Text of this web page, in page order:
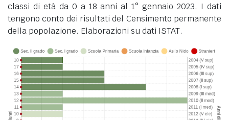
classi di età da 0 a 18 anni al 1° gennaio 2023. I dati
tengono conto dei risultati del Censimento permanente
della popolazione. Elaborazioni su dati ISTAT.